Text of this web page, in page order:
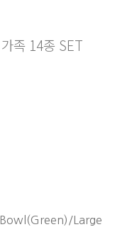
족 14종 SET
Large